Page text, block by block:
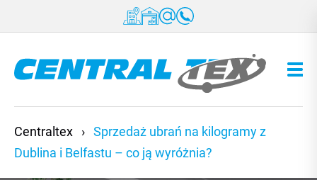
Centraltex › Sprzedaż ubrań na kilogramy z
Dublina i Belfastu – co ją wyróżnia?